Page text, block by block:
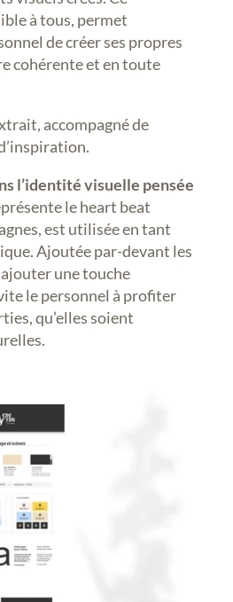
à tous, permet
de créer ses propres
cohérente et en toute
accompagné de
l’identité visuelle pensée
le heart beat
est utilisée en tant
Ajoutée par-devant les
une touche
le personnel à profiter
qu’elles soient